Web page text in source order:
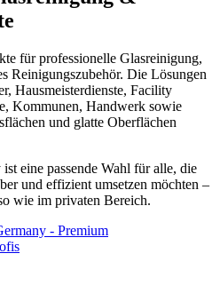
für professionelle Glasreinigung,
Reinigungszubehör. Die Lösungen
Hausmeisterdienste, Facility
Kommunen, Handwerk sowie
und glatte Oberflächen
eine passende Wahl für alle, die
und effizient umsetzen möchten –
wie im privaten Bereich.
- Premium